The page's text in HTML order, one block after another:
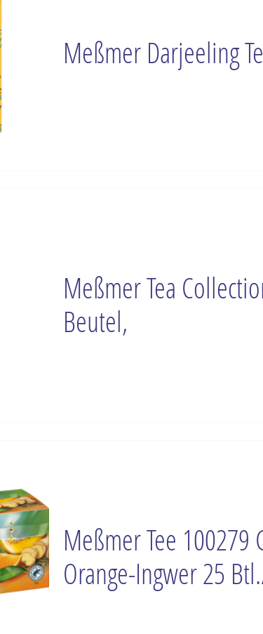
Meßmer Darjeeling
Meßmer Tea
Beutel,
Meßmer Tee 100279
Orange-Ingwer 25